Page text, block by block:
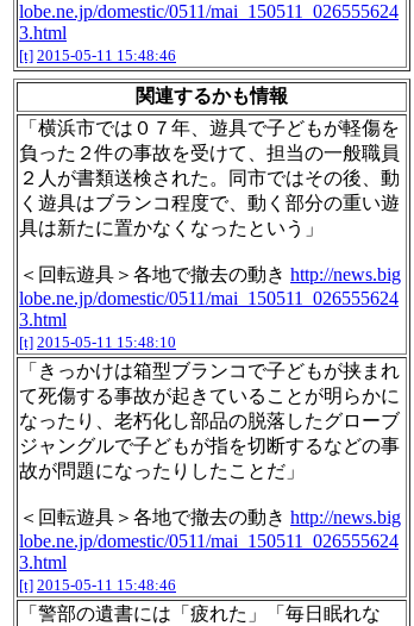
lobe.ne.jp/domestic/0511/mai_150511_026555624
3.html
[t] 2015-05-11 15:48:46
関連するかも情報
「横浜市では０７年、遊具で子どもが軽傷を
負った２件の事故を受けて、担当の一般職員
２人が書類送検された。同市ではその後、動
く遊具はブランコ程度で、動く部分の重い遊
具は新たに置かなくなったという」
＜回転遊具＞各地で撤去の動き http://news.big
lobe.ne.jp/domestic/0511/mai_150511_026555624
3.html
[t] 2015-05-11 15:48:10
「きっかけは箱型ブランコで子どもが挟まれ
て死傷する事故が起きていることが明らかに
なったり、老朽化し部品の脱落したグローブ
ジャングルで子どもが指を切断するなどの事
故が問題になったりしたことだ」
＜回転遊具＞各地で撤去の動き http://news.big
lobe.ne.jp/domestic/0511/mai_150511_026555624
3.html
[t] 2015-05-11 15:48:46
「警部の遺書には「疲れた」「毎日眠れな